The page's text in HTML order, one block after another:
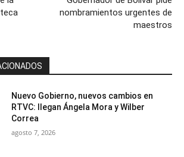
nombramientos urgentes de
maestros
Nuevo Gobierno, nuevos cambios en
RTVC: llegan Ángela Mora y Wilber
Correa
agosto 7, 2026